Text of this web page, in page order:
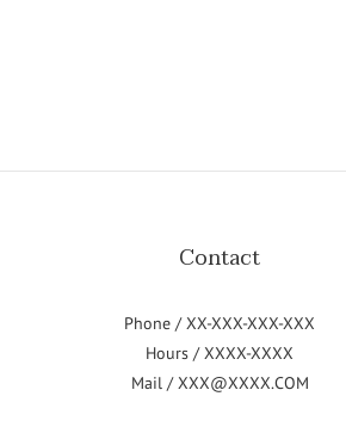
Contact
Phone / XX-XXX-XXX-XXX
Hours / XXXX-XXXX
Mail / XXX@XXXX.COM